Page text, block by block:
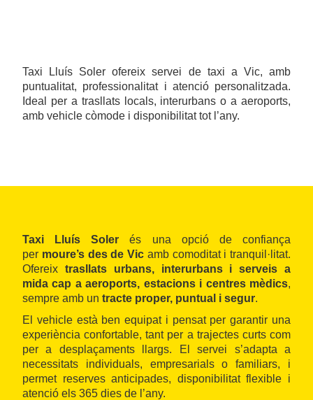
Taxi Lluís Soler ofereix servei de taxi a Vic, amb
puntualitat, professionalitat i atenció personalitzada.
Ideal per a trasllats locals, interurbans o a aeroports,
amb vehicle còmode i disponibilitat tot l’any.
Taxi Lluís Soler és una opció de confiança
per moure’s des de Vic amb comoditat i tranquil·litat.
Ofereix trasllats urbans, interurbans i serveis a
mida cap a aeroports, estacions i centres mèdics,
sempre amb un tracte proper, puntual i segur.
El vehicle està ben equipat i pensat per garantir una
experiència confortable, tant per a trajectes curts com
per a desplaçaments llargs. El servei s’adapta a
necessitats individuals, empresarials o familiars, i
permet reserves anticipades, disponibilitat flexible i
atenció els 365 dies de l’any.